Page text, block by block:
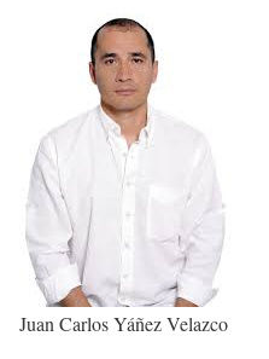
Juan Carlos Yáñez Velazco